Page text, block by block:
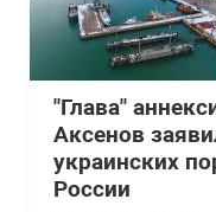
"Глава"
Аксенов
украинских
России